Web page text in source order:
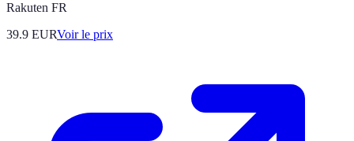
Rakuten FR
39.9 EURVoir le prix